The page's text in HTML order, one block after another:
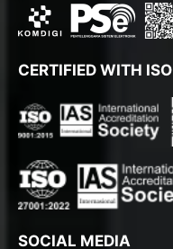
CERTIFIED WITH ISO
SOCIAL MEDIA